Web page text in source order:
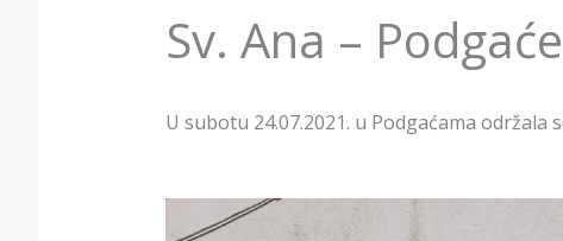
Sv. Ana –
U subotu 24.07.2021. u Podgaćama održala